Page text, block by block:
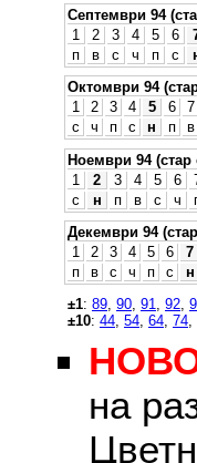
Септември 94
1
2 3 4 5 6
п
в с ч п с
Октомври 94
1
2 3 4 5 6 7
с
ч п с н п в
Ноември 94 (стар
1
2 3 4 5 6
с
н п в с ч
Декември 94
1
2 3 4 5 6 7
п
в с ч п с н
±1: 89 90 91 92
±10: 44 54 64 74
на